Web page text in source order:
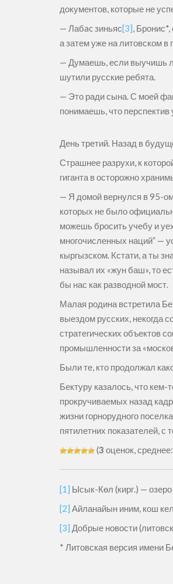
документов, которые не
— Лабac зиньяс[3],
а затем уже на литовском в
— Думаешь, если выучишь
шутили русские ребята.
— Это ради сына. С моей
понимаешь, что перспектив
День третий. Назад в
Страшнее разрухи, к
гиганта в осторожно
— Я домой вернулся в 95-
которых не было
можешь бросить учебу и
многочисленных наций” —
кыргызском. Кстати, а ты
называл их «жун баш», то
бы нас как разводной мост.
Малая родина встретила
выездом русских, некогда
стратегических объектов
промышленности за
Были те, кто продолжал
Бектуру казалось, что
прокручиваемых назад
жизни горнорудного
пятилетних показателей, с
(3 оценок, среднее:
[1] Ысык-Көл (кирг.) — озеро
[2] Айланайын иним, кош
[3] Добрые новости
* Литовская версия имени